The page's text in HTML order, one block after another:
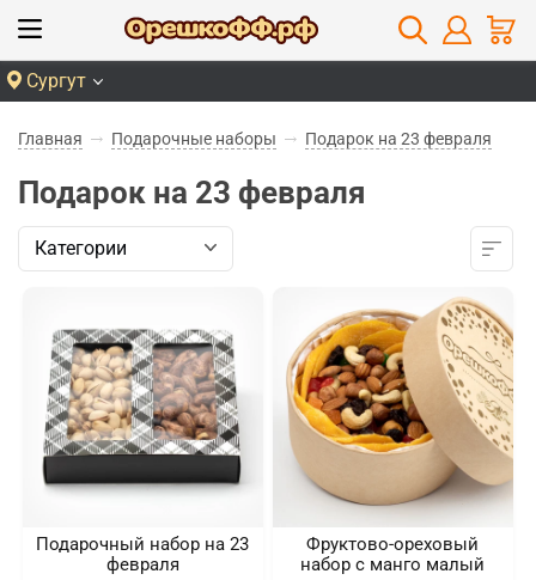
Сургут
Главная Подарочные наборы Подарок на 23 февраля
Подарок на 23 февраля
Категории
Подарочный набор на 23
февраля
Фруктово-ореховый
набор с манго малый